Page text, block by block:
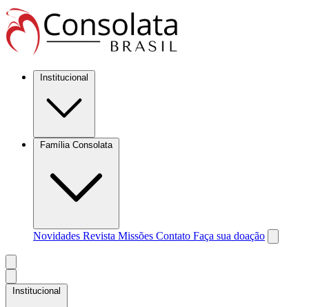
Institucional
Família Consolata
Novidades Revista Missões Contato Faça sua doação
Institucional